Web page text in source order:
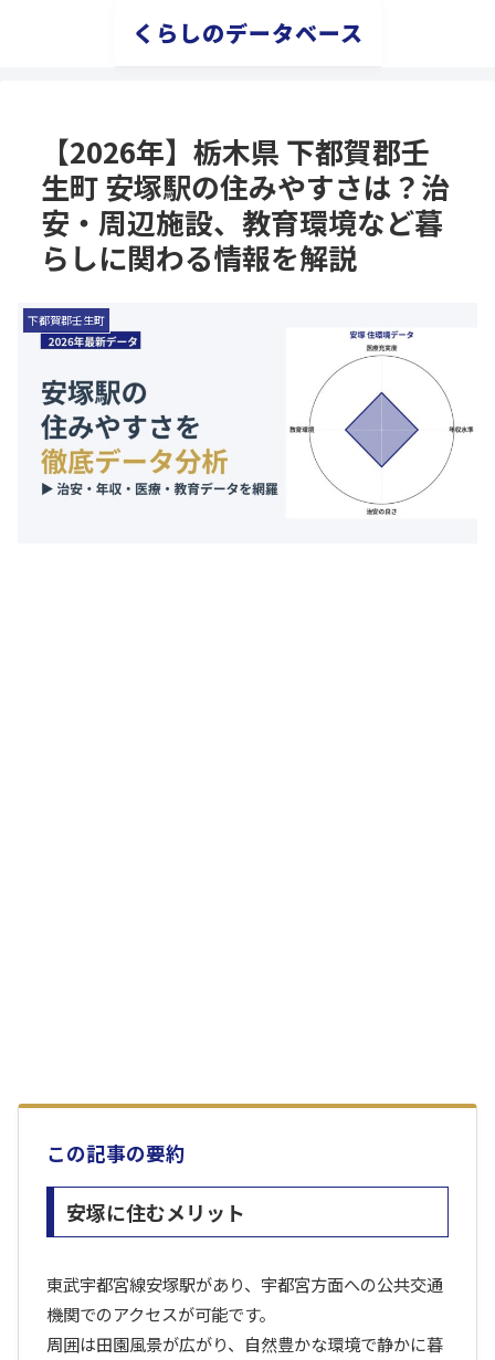
くらしのデータベース
【2026年】栃木県 下都賀郡壬
生町 安塚駅の住みやすさは？治
安・周辺施設、教育環境など暮
らしに関わる情報を解説
下都賀郡壬生町
この記事の要約
安塚に住むメリット
東武宇都宮線安塚駅があり、宇都宮方面への公共交通
機関でのアクセスが可能です。
周囲は田園風景が広がり、自然豊かな環境で静かに暮